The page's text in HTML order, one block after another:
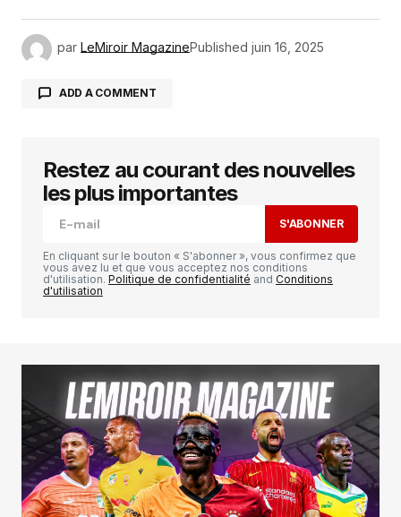
par LeMiroir MagazinePublished juin 16, 2025
ADD A COMMENT
Votre adresse e-mail ne sera pas publiée. Les
champs obligatoires sont indiqués avec
Your E-mail*
Enregistrer mon nom, mon e-mail et mon
site dans le navigateur pour mon prochain
commentaire.
Restez au courant des nouvelles
les plus importantes
S'ABONNER
En cliquant sur le bouton « S'abonner », vous confirmez que
vous avez lu et que vous acceptez nos conditions
d'utilisation. Politique de confidentialité and Conditions
d'utilisation